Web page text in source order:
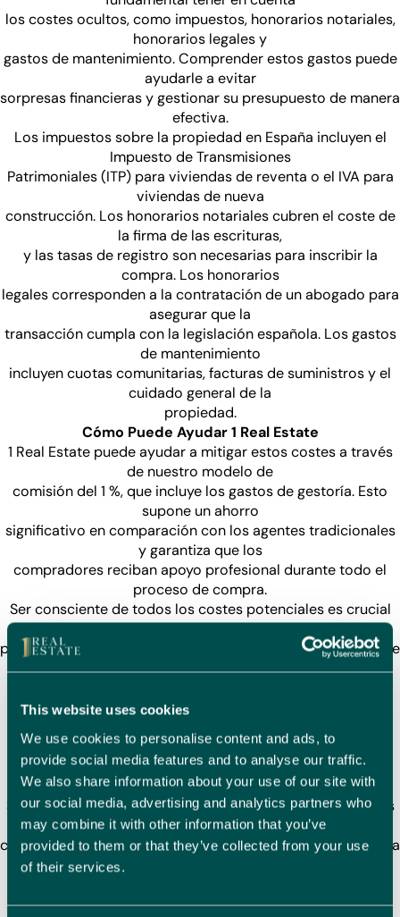
This website uses cookies
We use cookies to personalise content and ads, to
provide social media features and to analyse our traffic.
We also share information about your use of our site with
our social media, advertising and analytics partners who
may combine it with other information that you’ve
provided to them or that they’ve collected from your use
of their services.
los costes ocultos, como impuestos, honorarios notariales,
honorarios legales y
gastos de mantenimiento. Comprender estos gastos puede
ayudarle a evitar
sorpresas financieras y gestionar su presupuesto de manera
efectiva.
Los impuestos sobre la propiedad en España incluyen el
Impuesto de Transmisiones
Patrimoniales (ITP) para viviendas de reventa o el IVA para
viviendas de nueva
construcción. Los honorarios notariales cubren el coste de
la firma de las escrituras,
y las tasas de registro son necesarias para inscribir la
compra. Los honorarios
legales corresponden a la contratación de un abogado para
asegurar que la
transacción cumpla con la legislación española. Los gastos
de mantenimiento
incluyen cuotas comunitarias, facturas de suministros y el
cuidado general de la
propiedad.
Cómo Puede Ayudar 1 Real Estate
1 Real Estate puede ayudar a mitigar estos costes a través
de nuestro modelo de
comisión del 1 %, que incluye los gastos de gestoría. Esto
supone un ahorro
significativo en comparación con los agentes tradicionales
y garantiza que los
compradores reciban apoyo profesional durante todo el
proceso de compra.
Ser consciente de todos los costes potenciales es crucial
para elaborar un
presupuesto preciso. Esto incluye no solo el precio inicial de
compra, sino también
completo ayuda a los
tensiones económicas
inesperadas.
Trabajar con Agentes Inmobiliarios
Seleccionar un agente inmobiliario de buena reputación es
esencial para lograr una
compra exitosa. Un agente experimentado puede ayudarle a
en el mercado local con